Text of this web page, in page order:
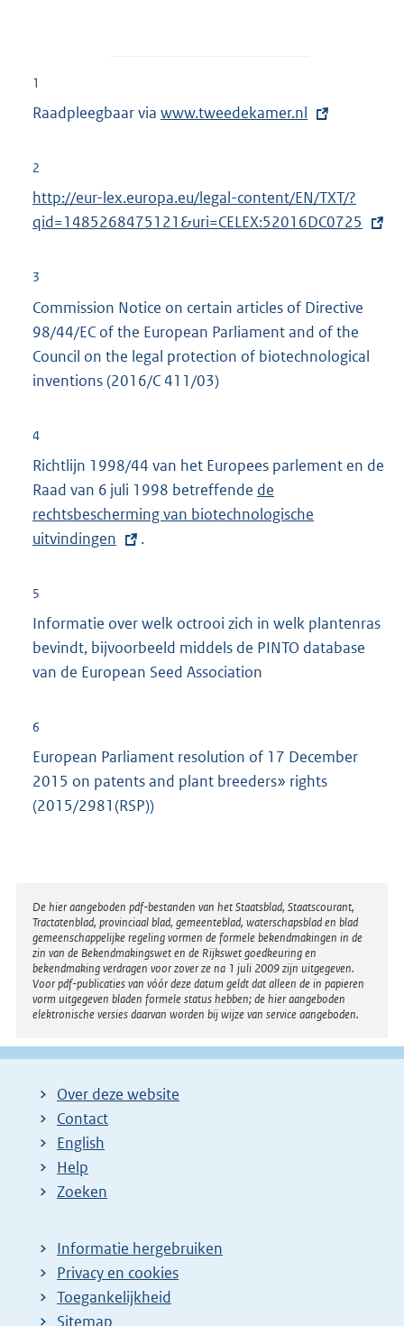
1
Raadpleegbaar via E
r
n
n
k
www.tweedekamer.nl
2
E
x
e
n
e
l
i
k
:
http://eur-lex.europa.eu/legal-content/EN/TXT/?
qid=1485268475121&uri=CELEX:52016DC0725
3
Commission Notice on certain articles of Directive
98/44/EC of the European Parliament and of the
Council on the legal protection of biotechnological
inventions (2016/C 411/03)
4
Richtlijn 1998/44 van het Europees parlement en de
Raad van 6 juli 1998 betreffende E
x
e
l
i
:
de
rechtsbescherming van biotechnologische
uitvindingen
.
5
Informatie over welk octrooi zich in welk plantenras
bevindt, bijvoorbeeld middels de PINTO database
van de European Seed Association
6
European Parliament resolution of 17 December
2015 on patents and plant breeders» rights
(2015/2981(RSP))
Disclaimer
De hier aangeboden pdf-bestanden van het Staatsblad, Staatscourant,
Tractatenblad, provinciaal blad, gemeenteblad, waterschapsblad en blad
gemeenschappelijke regeling vormen de formele bekendmakingen in de
zin van de Bekendmakingswet en de Rijkswet goedkeuring en
bekendmaking verdragen voor zover ze na 1 juli 2009 zijn uitgegeven.
Voor pdf-publicaties van vóór deze datum geldt dat alleen de in papieren
vorm uitgegeven bladen formele status hebben; de hier aangeboden
elektronische versies daarvan worden bij wijze van service aangeboden.
Over deze website
Contact
English
Help
Zoeken
Informatie hergebruiken
Privacy en cookies
Toegankelijkheid
Sitemap